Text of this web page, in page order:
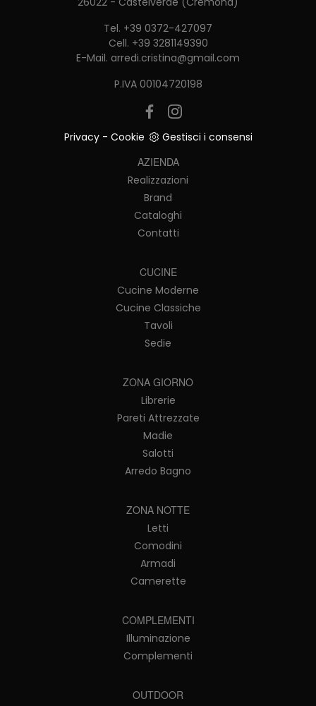
Tel. +39 0372-427097
Cell. +39 3281149390
E-Mail. arredi.cristina@gmail.com
P.IVA 00104720198
Privacy- Cookie
Gestisci i consensi
AZIENDA
Realizzazioni
Brand
Cataloghi
Contatti
CUCINE
Cucine Moderne
Cucine Classiche
Tavoli
Sedie
ZONA GIORNO
Librerie
Pareti Attrezzate
Madie
Salotti
Arredo Bagno
ZONA NOTTE
Letti
Comodini
Armadi
Camerette
COMPLEMENTI
Illuminazione
Complementi
OUTDOOR